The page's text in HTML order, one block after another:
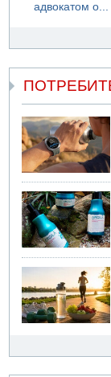
адвокатом о...